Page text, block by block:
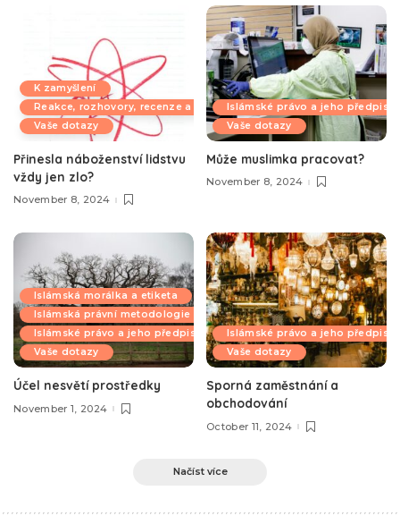
K zamyšlení
Reakce, rozhovory, recenze a komentáře
Vaše dotazy
Přinesla náboženství lidstvu
vždy jen zlo?
November 8, 2024
Islámské právo a jeho předpisy
Vaše dotazy
Může muslimka pracovat?
November 8, 2024
Islámská morálka a etiketa
Islámská právní metodologie
Islámské právo a jeho předpisy
Vaše dotazy
Účel nesvětí prostředky
November 1, 2024
Islámské právo a jeho předpisy
Vaše dotazy
Sporná zaměstnání a
obchodování
October 11, 2024
Načíst více